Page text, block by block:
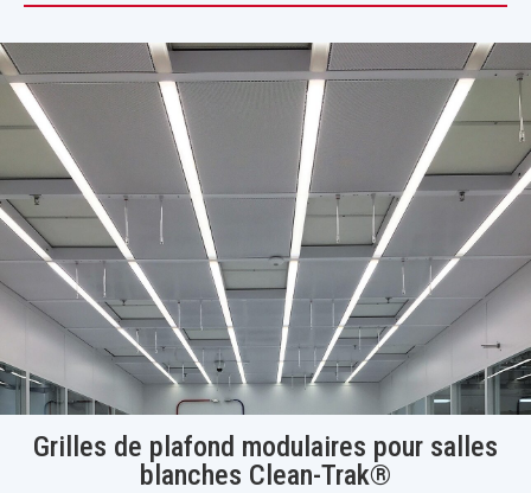
Grilles de plafond modulaires pour salles
blanches Clean-Trak®